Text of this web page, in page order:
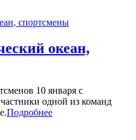
океан,
10 января с
одной из команд
Подробнее